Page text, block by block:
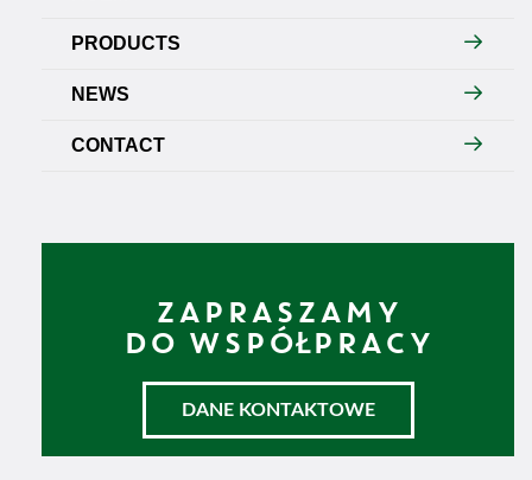
PRODUCTS
NEWS
CONTACT
ZAPRASZAMY
DO WSPÓŁPRACY
DANE KONTAKTOWE